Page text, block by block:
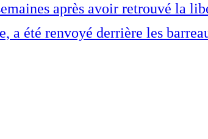
après avoir retrouvé la
a été renvoyé derrière les